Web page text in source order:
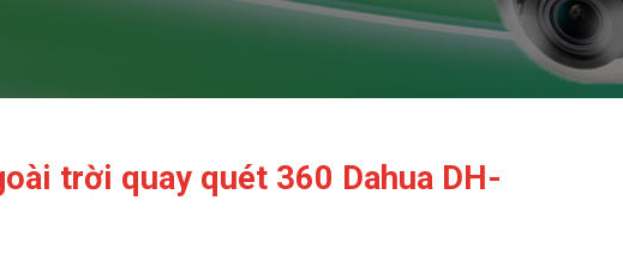
trời quay quét 360 Dahua DH-